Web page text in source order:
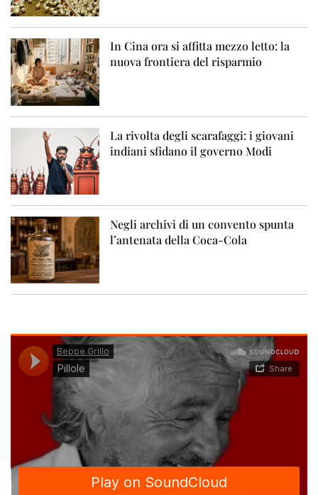
In Cina ora si affitta mezzo letto: la
nuova frontiera del risparmio
La rivolta degli scarafaggi: i giovani
indiani sfidano il governo Modi
Negli archivi di un convento spunta
l’antenata della Coca-Cola